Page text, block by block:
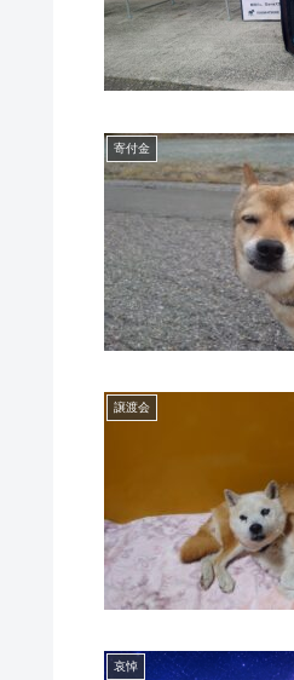
寄付金
譲渡会
哀悼